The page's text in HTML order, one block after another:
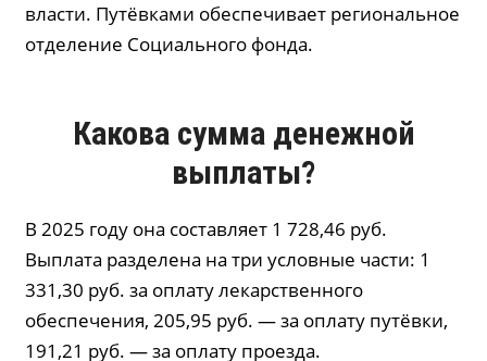
власти. Путёвками обеспечивает региональное
отделение Социального фонда.
Какова сумма денежной
выплаты?
В 2025 году она составляет 1 728,46 руб.
Выплата разделена на три условные части: 1
331,30 руб. за оплату лекарственного
обеспечения, 205,95 руб. — за оплату путёвки,
191,21 руб. — за оплату проезда.